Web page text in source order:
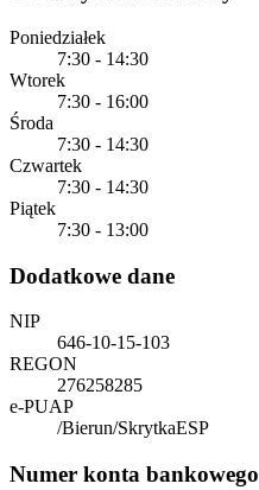
Poniedziałek
7:30 - 14:30
Wtorek
7:30 - 16:00
Środa
7:30 - 14:30
Czwartek
7:30 - 14:30
Piątek
7:30 - 13:00
Dodatkowe dane
NIP
646-10-15-103
REGON
276258285
e-PUAP
/Bierun/SkrytkaESP
Numer konta bankowego